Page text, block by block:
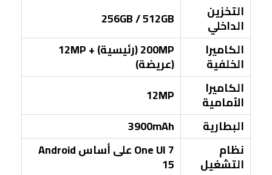
التخزين
الداخلي
256GB / 512GB
الكاميرا
الخلفية
200MP (رئيسية) + 12MP
(عريضة)
الكاميرا
الأمامية
12MP
البطارية
3900mAh
نظام
التشغيل
One UI 7 على أساس Android
15